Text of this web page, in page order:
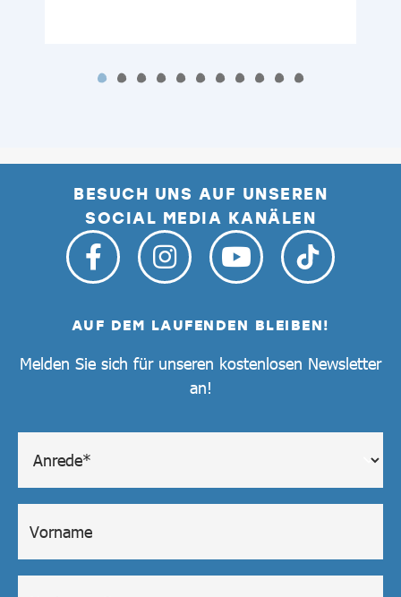
BESUCH UNS AUF UNSEREN
SOCIAL MEDIA KANÄLEN
AUF DEM LAUFENDEN BLEIBEN!
Melden Sie sich für unseren kostenlosen Newsletter
an!